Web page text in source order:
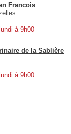
Francois
à 9h00
de la Sablière
à 9h00